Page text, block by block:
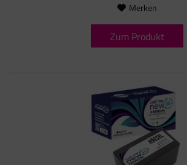
Merken
Zum Produkt